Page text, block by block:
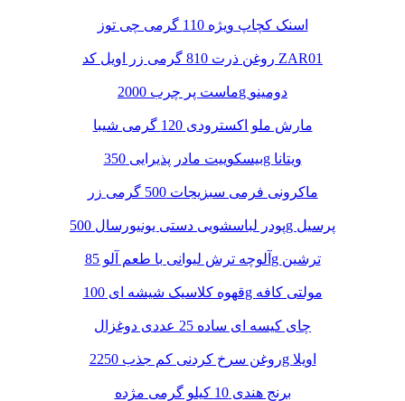
اسنک کچاپ ویژه 110 گرمی چی توز
روغن ذرت 810 گرمی زر اویل کد ZAR01
ماست پر چرب 2000g دومینو
مارش ملو اکسترودی 120 گرمی شیبا
بیسکوییت مادر پذیرایی 350g ویتانا
ماکرونی فرمی سبزیجات 500 گرمی زر
پودر لباسشویی دستی یونیورسال 500g پرسیل
آلوچه ترش لیوانی با طعم آلو 85g ترشین
قهوه کلاسیک شیشه ای 100g مولتی کافه
چای کیسه ای ساده 25 عددی دوغزال
روغن سرخ کردنی کم جذب 2250g اویلا
برنج هندی 10 کیلو گرمی مژده